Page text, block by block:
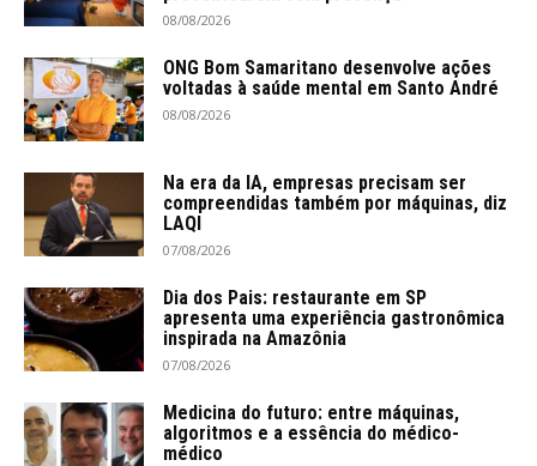
08/08/2026
ONG Bom Samaritano desenvolve ações
voltadas à saúde mental em Santo André
08/08/2026
Na era da IA, empresas precisam ser
compreendidas também por máquinas, diz
LAQI
07/08/2026
Dia dos Pais: restaurante em SP
apresenta uma experiência gastronômica
inspirada na Amazônia
07/08/2026
Medicina do futuro: entre máquinas,
algoritmos e a essência do médico-
médico